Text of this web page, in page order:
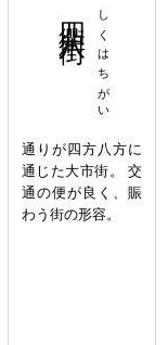
しくはちがい
通りが四方八方に
通じた大市街。 交
通の便が良く、賑
わう街の形容。